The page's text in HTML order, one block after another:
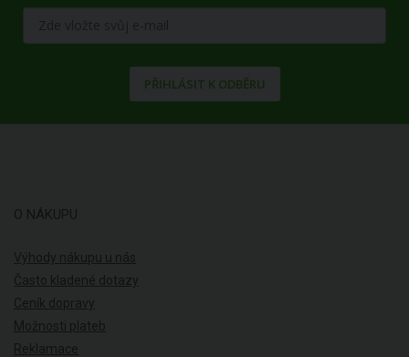
PŘIHLÁSIT K ODBĚRU
O NÁKUPU
Výhody nákupu u nás
Často kladené dotazy
Ceník dopravy
Možnosti plateb
Reklamace